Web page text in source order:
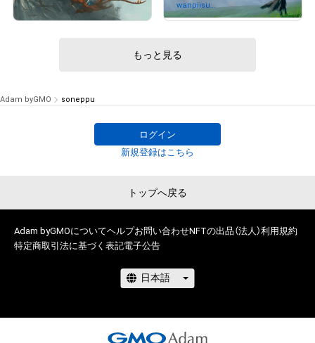
販売期間外
wanpiisu0
123
さんが保有中
もっと見る
Adam byGMO soneppu
ログイン
新規登録はこちら
トップへ戻る
Adam byGMOについてヘルプお問い合わせNFTの出品（法人）利用規約
特定商取引法に基づく表記電子公告